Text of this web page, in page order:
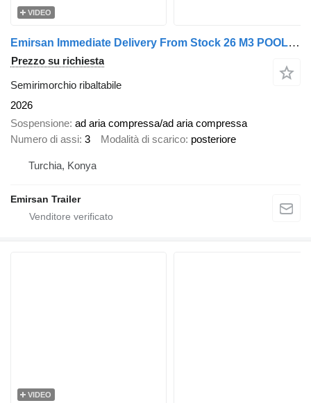
VIDEO
Emirsan Immediate Delivery From Stock 26 M3 POOL DESIGN TIPPER | 2025 EM
Prezzo su richiesta
Semirimorchio ribaltabile
2026
Sospensione ad aria compressa/ad aria compressa
Numero di assi 3 Modalità di scarico posteriore
Turchia, Konya
Emirsan Trailer
VIDEO